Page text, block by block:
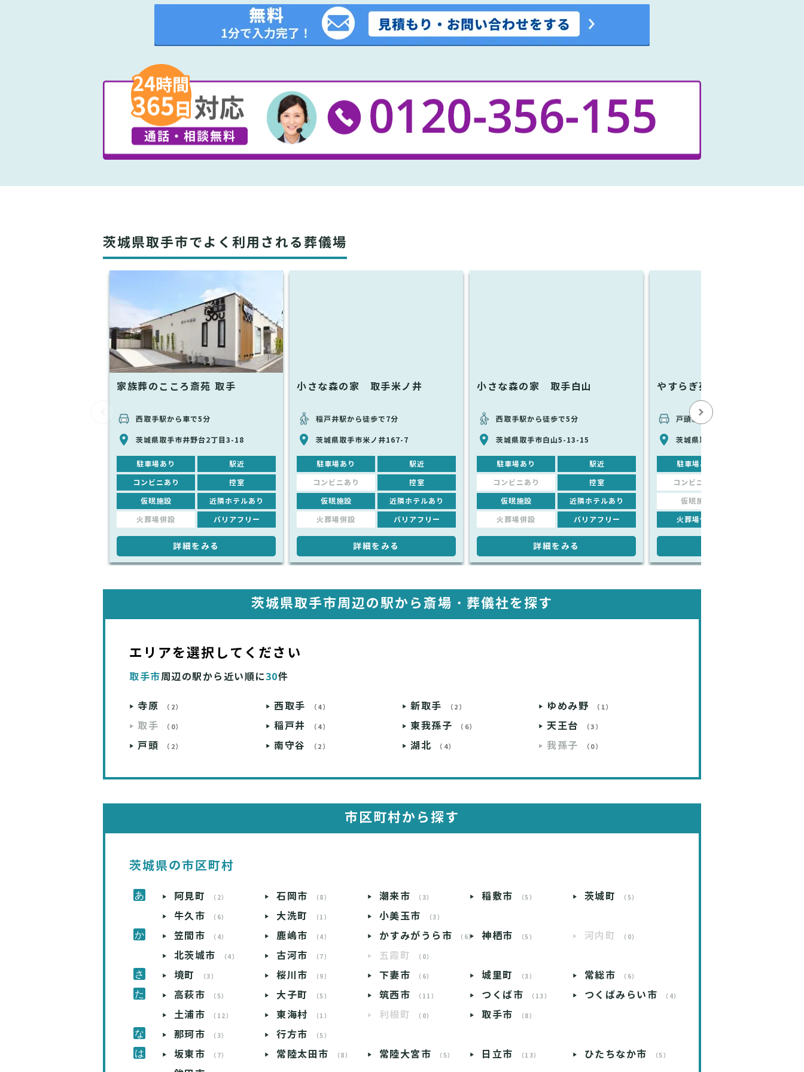
茨城県取手市でよく利用される葬儀場
家族葬のこころ斎苑 取手
西取手駅から車で5分
茨城県取手市井野台2丁目3-18
駐車場あり 駅近
コンビニあり 控室
仮眠施設 近隣ホテルあり
火葬場併設 バリアフリー
詳細をみる
小さな森の家 取手米ノ井
稲戸井駅から徒歩で7分
茨城県取手市米ノ井167-7
駐車場あり 駅近
コンビニあり 控室
仮眠施設 近隣ホテルあり
火葬場併設 バリアフリー
詳細をみる
小さな森の家 取手白山
西取手駅から徒歩で5分
茨城県取手市白山5-13-15
駐車場あり 駅近
コンビニあり 控室
仮眠施設 近隣ホテルあり
火葬場併設 バリアフリー
詳細をみる
やすらぎ苑
戸頭駅から車で5分
茨城県取手市市之代310
駐車場あり
コンビニあり
仮眠施設
火葬場併設
茨城県取手市周辺の駅から 斎場・葬儀社を探す
エリアを選択してください
取手市周辺の駅から近い順に30件
寺原 （2） 西取手 （4） 新取手 （2） ゆめみ野 （1）
取手 （0） 稲戸井 （4） 東我孫子 （6） 天王台 （3）
戸頭 （2） 南守谷 （2） 湖北 （4） 我孫子 （0）
市区町村から探す
茨城県の市区町村
阿見町 （2） 石岡市 （8） 潮来市 （3） 稲敷市 （5） 茨城町 （5）
牛久市 （6） 大洗町 （1） 小美玉市 （3）
笠間市 （4） 鹿嶋市 （4） かすみがうら市 （6） 神栖市 （5） 河内町 （0）
北茨城市 （4） 古河市 （7） 五霞町 （0）
境町 （3） 桜川市 （9） 下妻市 （6） 城里町 （3） 常総市 （6）
高萩市 （5） 大子町 （5） 筑西市 （11） つくば市 （13） つくばみらい市 （4）
土浦市 （12） 東海村 （1） 利根町 （0） 取手市 （8）
那珂市 （3） 行方市 （5）
坂東市 （7） 常陸太田市 （8） 常陸大宮市 （5） 日立市 （13） ひたちなか市 （5）